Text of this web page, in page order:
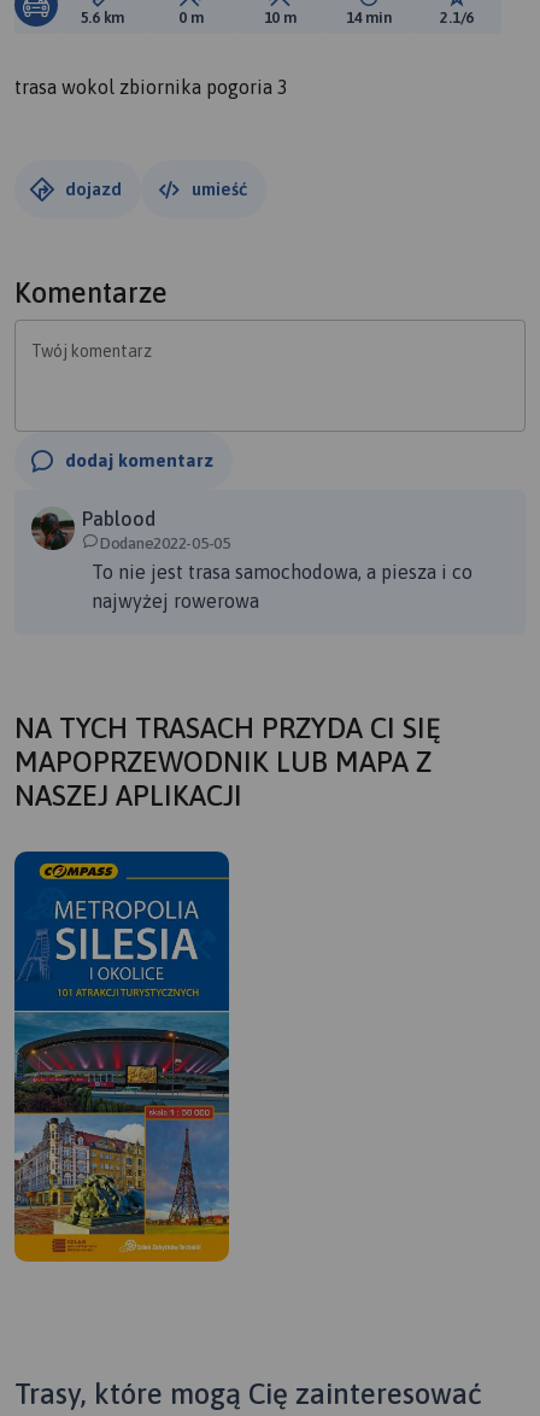
Długość trasy:
5.6 km Suma przewyższeń:
0 m Suma spadków:
10 m Średni czas potrzebny
14 min Ocena
2.1/6
trasa wokol zbiornika pogoria 3
dojazd umieść
Komentarze
Twój komentarz
dodaj komentarz
Pablood
Dodane2022-05-05
To nie jest trasa samochodowa, a piesza i co
najwyżej rowerowa
NA TYCH TRASACH PRZYDA CI SIĘ
MAPOPRZEWODNIK LUB MAPA Z
NASZEJ APLIKACJI
Trasy, które mogą Cię zainteresować